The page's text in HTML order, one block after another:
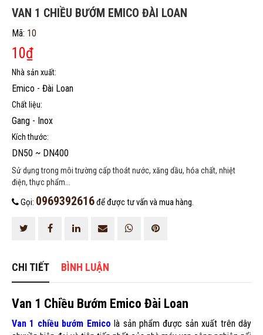
VAN 1 CHIỀU BƯỚM EMICO ĐÀI LOAN
Mã: 10
10₫
Nhà sản xuất:
Emico - Đài Loan
Chất liệu:
Gang - Inox
Kích thước:
DN50 ~ DN400
Sử dụng trong môi trường cấp thoát nước, xăng dầu, hóa chất, nhiệt
điện, thực phẩm...
Gọi: 0969392616để được tư vấn và mua hàng.
CHI TIẾT BÌNH LUẬN
Van 1 Chiều Bướm Emico Đài Loan
Van 1 chiều bướm Emico là sản phẩm được sản xuất trên dây
Đăng ký tư vấn trực tiếp 24/7: